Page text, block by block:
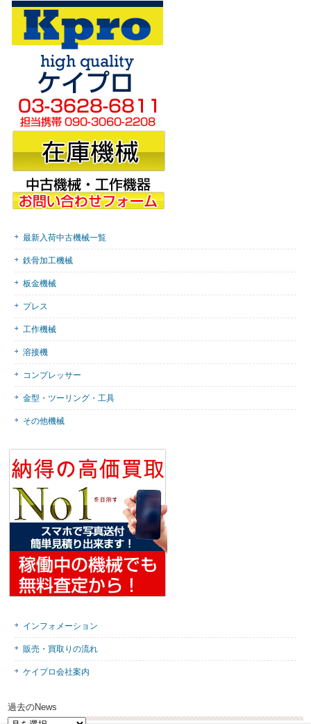
最新入荷中古機械一覧
鉄骨加工機械
板金機械
プレス
工作機械
溶接機
コンプレッサー
金型・ツーリング・工具
その他機械
インフォメーション
販売・買取りの流れ
ケイプロ会社案内
過去のNews